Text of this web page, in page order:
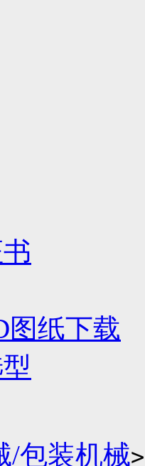
图纸下载
/包装机械>